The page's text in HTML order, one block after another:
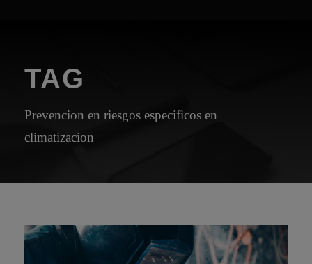
TAG
Prevencion en riesgos especificos en
climatizacion